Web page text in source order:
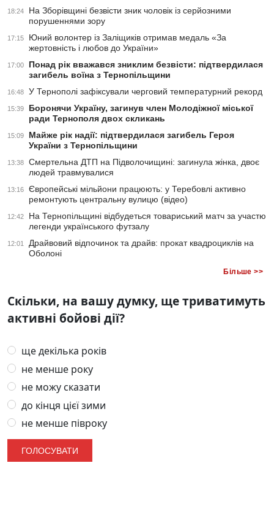
18:24
На Зборівщині безвісти зник чоловік із серйозними
порушеннями зору
17:15
Юний волонтер із Заліщиків отримав медаль «За
жертовність і любов до України»
17:00
Понад рік вважався зниклим безвісти: підтвердилася
загибель воїна з Тернопільщини
16:48 У Тернополі зафіксували черговий температурний рекорд
15:39
Боронячи Україну, загинув член Молодіжної міської
ради Тернополя двох скликань
15:09
Майже рік надії: підтвердилася загибель Героя
України з Тернопільщини
13:38
Смертельна ДТП на Підволочищині: загинула жінка, двоє
людей травмувалися
13:16
Європейські мільйони працюють: у Теребовлі активно
ремонтують центральну вулицю (відео)
12:42
На Тернопільщині відбудеться товариський матч за участю
легенди українського футзалу
12:01
Драйвовий відпочинок та драйв: прокат квадроциклів на
Оболоні
Більше >>
Скільки, на вашу думку, ще триватимуть
активні бойові дії?
ще декілька років
не менше року
не можу сказати
до кінця цієї зими
не менше півроку